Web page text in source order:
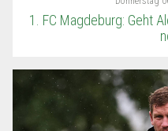
1. FC Magdeburg: Geht